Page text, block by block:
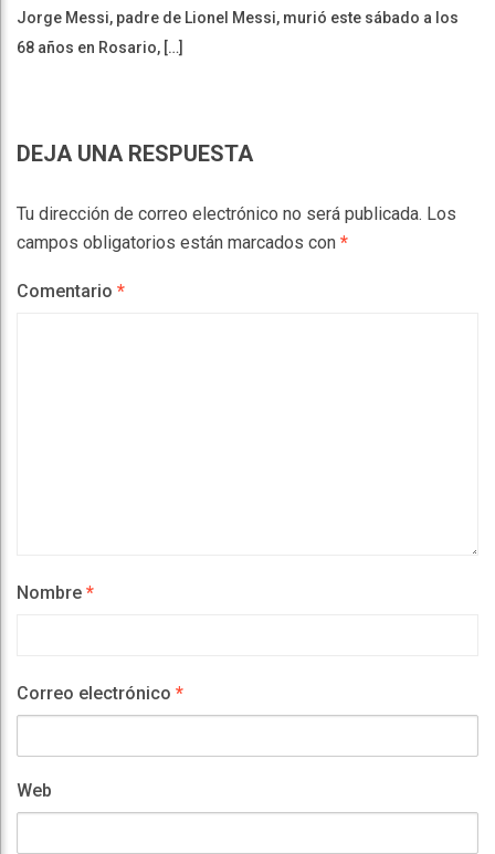
Jorge Messi, padre de Lionel Messi, murió este sábado a los
68 años en Rosario, […]
DEJA UNA RESPUESTA
Tu dirección de correo electrónico no será publicada. Los
campos obligatorios están marcados con *
Comentario *
Nombre *
Correo electrónico *
Web